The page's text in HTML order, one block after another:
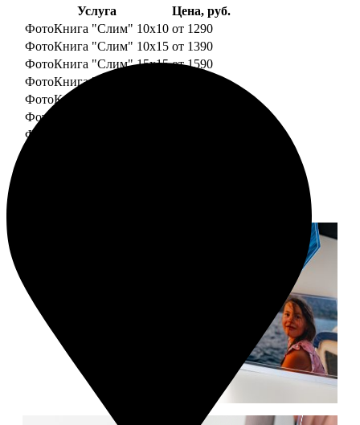
Услуга
Цена, руб.
ФотоКнига "Слим" 10x10 от 1290
ФотоКнига "Слим" 10x15 от 1390
ФотоКнига "Слим" 15x15 от 1590
ФотоКнига "Слим" 15x20
ФотоКнига "Слим" 20x20
ФотоКнига "Слим" 20x30
ФотоКнига "Слим" 25x25